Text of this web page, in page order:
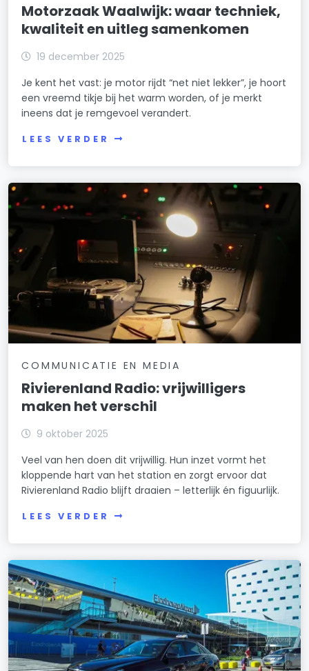
Motorzaak Waalwijk: waar techniek,
kwaliteit en uitleg samenkomen
19 december 2025
Je kent het vast: je motor rijdt “net niet lekker”, je hoort
een vreemd tikje bij het warm worden, of je merkt
ineens dat je remgevoel verandert.
LEES VERDER
COMMUNICATIE EN MEDIA
Rivierenland Radio: vrijwilligers
maken het verschil
9 oktober 2025
Veel van hen doen dit vrijwillig. Hun inzet vormt het
kloppende hart van het station en zorgt ervoor dat
Rivierenland Radio blijft draaien – letterlijk én figuurlijk.
LEES VERDER